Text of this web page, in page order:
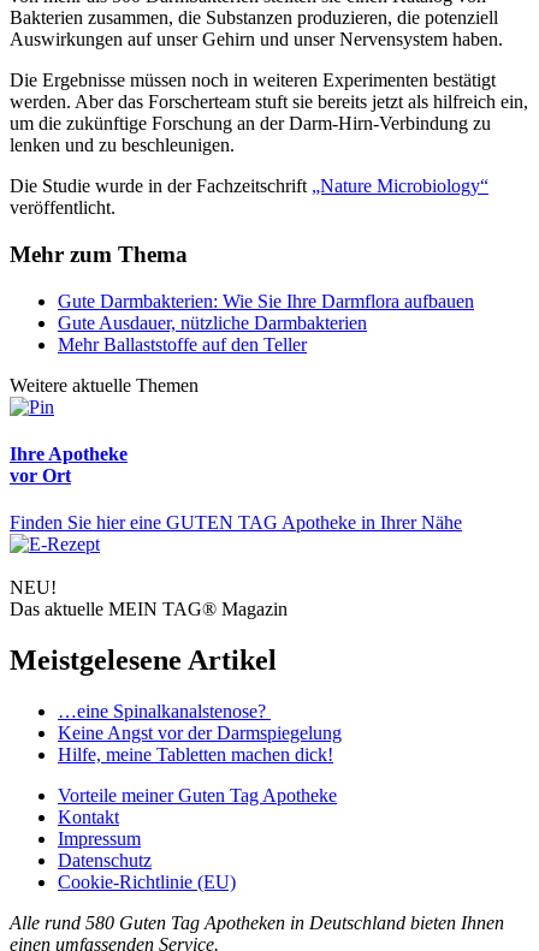
Bakterien zusammen, die Substanzen produzieren, die potenziell
Auswirkungen auf unser Gehirn und unser Nervensystem haben.
Die Ergebnisse müssen noch in weiteren Experimenten bestätigt
werden. Aber das Forscherteam stuft sie bereits jetzt als hilfreich ein,
um die zukünftige Forschung an der Darm-Hirn-Verbindung zu
lenken und zu beschleunigen.
Die Studie wurde in der Fachzeitschrift „Nature Microbiology“
veröffentlicht.
Mehr zum Thema
Gute Darmbakterien: Wie Sie Ihre Darmflora aufbauen
Gute Ausdauer, nützliche Darmbakterien
Mehr Ballaststoffe auf den Teller
Weitere aktuelle Themen
Ihre Apotheke
vor Ort
Finden Sie hier eine GUTEN TAG Apotheke in Ihrer Nähe
NEU!
Das aktuelle MEIN TAG® Magazin
Meistgelesene Artikel
…eine Spinalkanalstenose?
Keine Angst vor der Darmspiegelung
Hilfe, meine Tabletten machen dick!
Vorteile meiner Guten Tag Apotheke
Kontakt
Impressum
Datenschutz
Cookie-Richtlinie (EU)
Alle rund 580 Guten Tag Apotheken in Deutschland bieten Ihnen
einen umfassenden Service.